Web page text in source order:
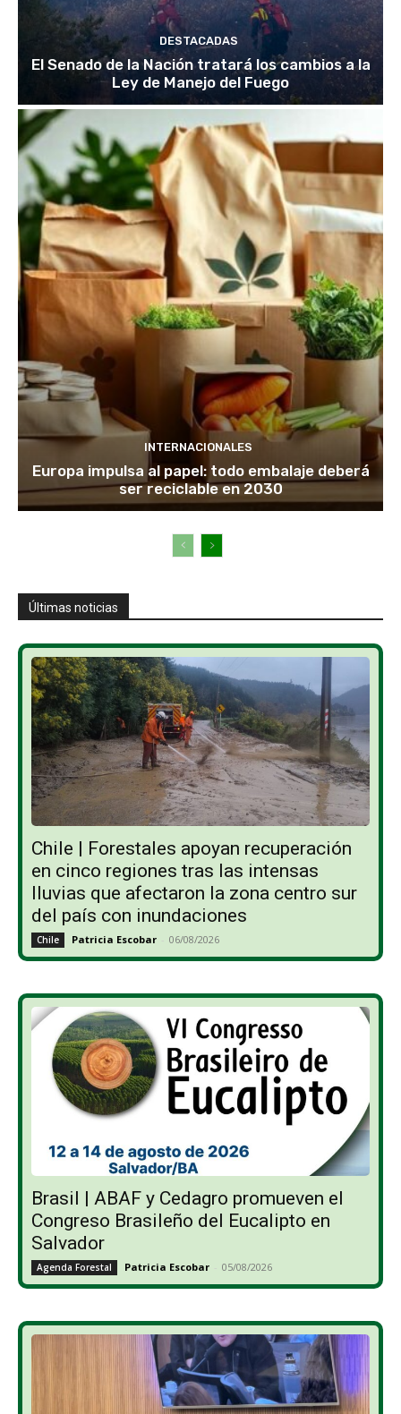
DESTACADAS
El Senado de la Nación tratará los cambios a la
Ley de Manejo del Fuego
INTERNACIONALES
Europa impulsa al papel: todo embalaje deberá
ser reciclable en 2030
Últimas noticias
Chile | Forestales apoyan recuperación
en cinco regiones tras las intensas
lluvias que afectaron la zona centro sur
del país con inundaciones
Chile Patricia Escobar - 06/08/2026
Brasil | ABAF y Cedagro promueven el
Congreso Brasileño del Eucalipto en
Salvador
Agenda Forestal Patricia Escobar - 05/08/2026